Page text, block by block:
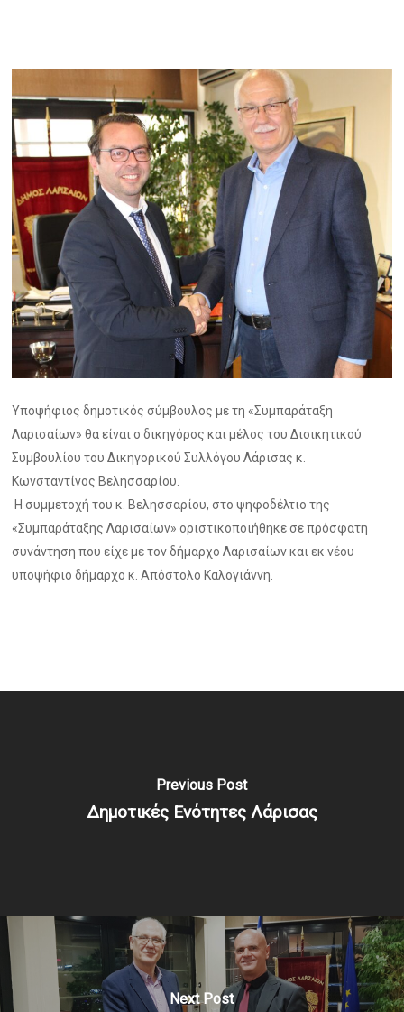
Υποψήφιος δημοτικός σύμβουλος με τη «Συμπαράταξη
Λαρισαίων» θα είναι ο δικηγόρος και μέλος του Διοικητικού
Συμβουλίου του Δικηγορικού Συλλόγου Λάρισας κ.
Κωνσταντίνος Βελησσαρίου.
Η συμμετοχή του κ. Βελησσαρίου, στο ψηφοδέλτιο της
«Συμπαράταξης Λαρισαίων» οριστικοποιήθηκε σε πρόσφατη
συνάντηση που είχε με τον δήμαρχο Λαρισαίων και εκ νέου
υποψήφιο δήμαρχο κ. Απόστολο Καλογιάννη.
Previous Post
Δημοτικές Ενότητες Λάρισας
Next Post